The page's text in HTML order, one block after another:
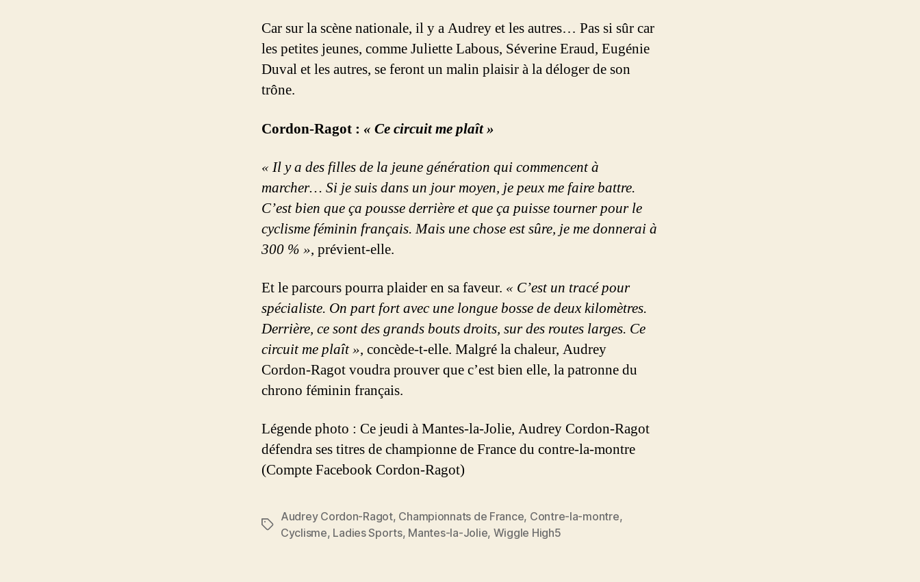
Car sur la scène nationale, il y a Audrey et les autres… Pas si sûr car
les petites jeunes, comme Juliette Labous, Séverine Eraud, Eugénie
Duval et les autres, se feront un malin plaisir à la déloger de son
trône.
Cordon-Ragot : « Ce circuit me plaît »
« Il y a des filles de la jeune génération qui commencent à
marcher… Si je suis dans un jour moyen, je peux me faire battre.
C’est bien que ça pousse derrière et que ça puisse tourner pour le
cyclisme féminin français. Mais une chose est sûre, je me donnerai à
300 % », prévient-elle.
Et le parcours pourra plaider en sa faveur. « C’est un tracé pour
spécialiste. On part fort avec une longue bosse de deux kilomètres.
Derrière, ce sont des grands bouts droits, sur des routes larges. Ce
circuit me plaît », concède-t-elle. Malgré la chaleur, Audrey
Cordon-Ragot voudra prouver que c’est bien elle, la patronne du
chrono féminin français.
Légende photo : Ce jeudi à Mantes-la-Jolie, Audrey Cordon-Ragot
défendra ses titres de championne de France du contre-la-montre
(Compte Facebook Cordon-Ragot)
Étiquettes
Audrey Cordon-Ragot, Championnats de France, Contre-la-montre,
Cyclisme, Ladies Sports, Mantes-la-Jolie, Wiggle High5